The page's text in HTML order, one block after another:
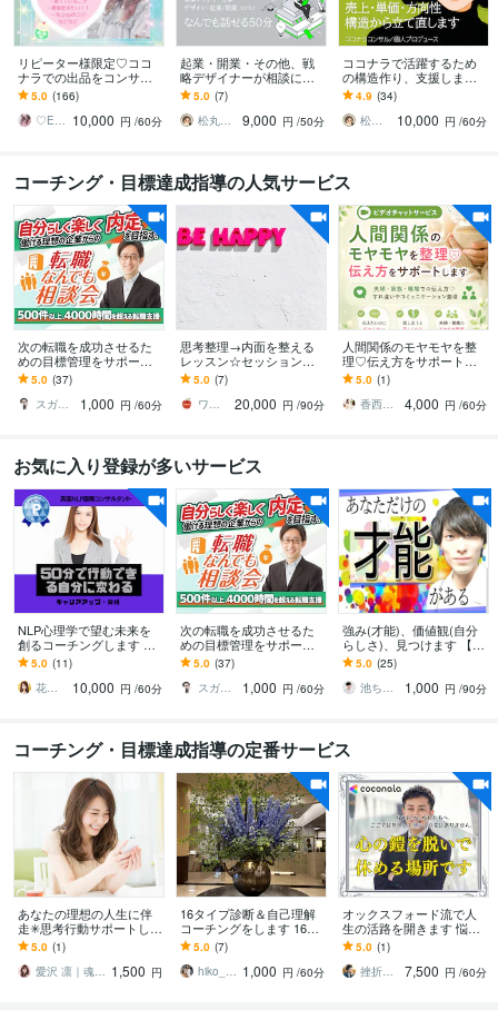
リピーター様限定♡ココ
ナラでの出品をコンサル
します ココナラの出品者
様、出品を検討している
方、サポートいたします
5.0 (166)
♡Ema♡ヒーリング看護師♡カウンセラー 10,000 円 /60分
起業・開業・その他、戦
略デザイナーが相談にの
ります 堂々巡りをやめて
課題を整理。次の目標・
行動を設計します
5.0 (7)
松丸さりり｜シネステティカ
9,000 円 /50分
ココナラで活躍するため
の構造作り、支援します
ゴールド以上・PRO・コ
コナラ外での実績や資格
をお持ちの方に
4.9 (34)
松丸さりり｜シネステティカ
10,000 円 /60分
コーチング・目標達成指導の人気サービス
次の転職を成功させるた
めの目標管理をサポート
します 転職に関するお悩
み解消、目的・目標管理
のお手伝い
5.0 (37)
スガケン｜採用者の心をがっちり掴む転職術
1,000 円 /60分
思考整理→内面を整える
レッスン☆セッションま
す うまくいかない理由は
自分の内側にある。思考
から変えてみよう。
5.0 (7)
ワンダリング（最終形態w）
20,000 円 /90分
人間関係のモヤモヤを整
理♡伝え方をサポートし
ます 夫婦・家族・職場で
の伝え方♡すれ違いやコ
ミュニケーション整理
5.0 (1)
香西 浬希（こうざい りの）カウンセラー
4,000 円 /60分
お気に入り登録が多いサービス
NLP心理学で望む未来を
創るコーチングします 夢
をあきらめないで❗50分
で、行動できる人に変え
ます✨
5.0 (11)
花音（canon）☘️開運☘️幸せコーチ
10,000 円 /60分
次の転職を成功させるた
めの目標管理をサポート
します 転職に関するお悩
み解消、目的・目標管理
のお手伝い
5.0 (37)
スガケン｜採用者の心をがっちり掴む転職術
1,000 円 /60分
強み(才能)、価値観(自分
らしさ)、見つけます 【転
職･就職】【自己分析】心
理学で【やりたいこと】
もサポート
5.0 (25)
池ちゃん先生｜話し方×自分発見コーチ｜
1,000 円 /90分
コーチング・目標達成指導の定番サービス
あなたの理想の人生に伴
走✳︎思考行動サポートしま
す コーチングで目標達
成！あなただけの豊かな
人生を手にしましょう
5.0 (1)
愛沢 凛｜魂の遺伝子コード｜婚活の法則 1,500 円
16タイプ診断＆自己理解
コーチングをします 16タ
イプで自己理解・他己理
解が可能です【はじめて
の方】
5.0 (7)
hiko_nf222 1,000 円 /60分
オックスフォード流で人
生の活路を開きます 悩み
を因数分解。オックスフ
ォード流で人生の勝ち筋
を導きます
5.0 (1)
挫折を知るオックスフォード卒｜ローレンス
7,500 円 /60分